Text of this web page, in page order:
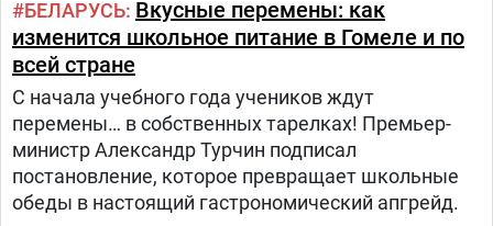
БЕЛАРУСЬ Вкусные перемены: как
изменится школьное питание в Гомеле и по
всей стране
С начала учебного года учеников ждут
перемены… в собственных тарелках! Премьер-
министр Александр Турчин подписал
постановление, которое превращает школьные
обеды в настоящий гастрономический апгрейд.